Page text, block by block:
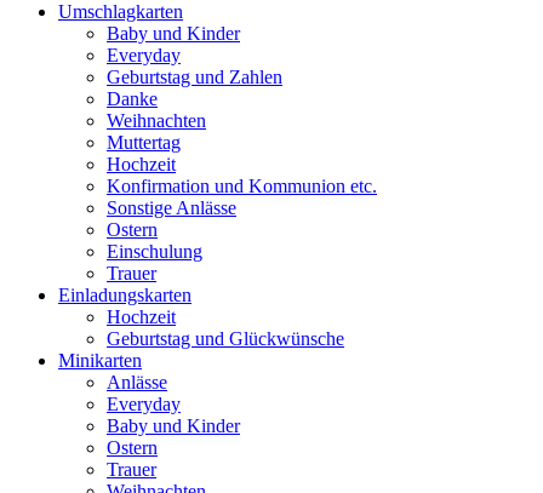
Umschlagkarten
Baby und Kinder
Everyday
Geburtstag und Zahlen
Danke
Weihnachten
Muttertag
Hochzeit
Konfirmation und Kommunion etc.
Sonstige Anlässe
Ostern
Einschulung
Trauer
Einladungskarten
Hochzeit
Geburtstag und Glückwünsche
Minikarten
Anlässe
Everyday
Baby und Kinder
Ostern
Trauer